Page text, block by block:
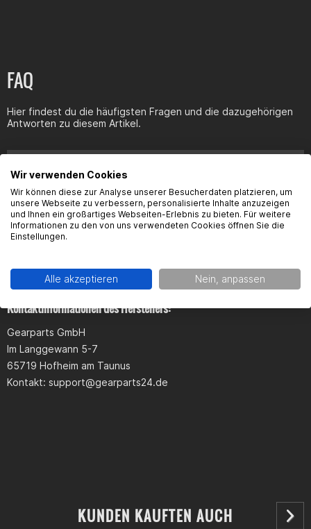
FAQ
Hier findest du die häufigsten Fragen und die dazugehörigen
Antworten zu diesem Artikel.
flansch?
Kontaktinformationen des Herstellers:
Gearparts GmbH
Im Langgewann 5-7
65719 Hofheim am Taunus
Kontakt: support@gearparts24.de
KUNDEN KAUFTEN AUCH
Wir verwenden Cookies
Wir können diese zur Analyse unserer Besucherdaten platzieren, um
unsere Webseite zu verbessern, personalisierte Inhalte anzuzeigen
und Ihnen ein großartiges Webseiten-Erlebnis zu bieten. Für weitere
Informationen zu den von uns verwendeten Cookies öffnen Sie die
Einstellungen.
Alle akzeptieren Nein, anpassen